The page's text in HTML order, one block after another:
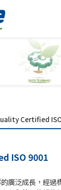
Certified
ISO 9001
廣泛成長，經過